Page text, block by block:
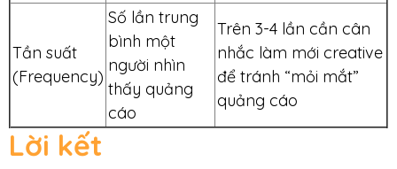
Tần suất
(Frequency)
Số lần trung
bình một
người nhìn
thấy quảng
cáo
Trên 3-4 lần cần cân
nhắc làm mới creative
để tránh “mỏi mắt”
quảng cáo
Lời kết